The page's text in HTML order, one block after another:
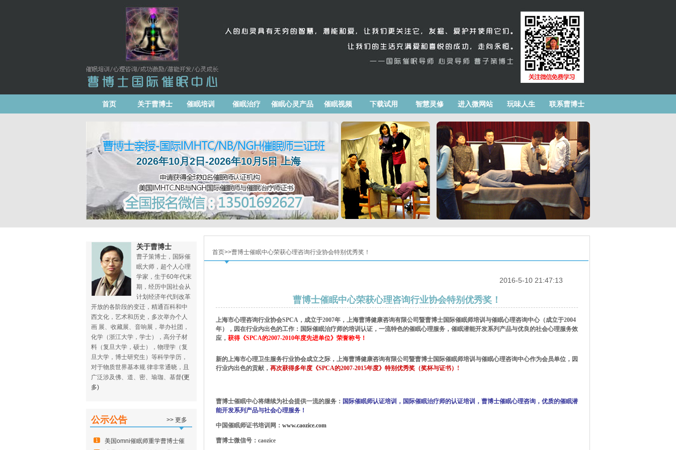
首页 关于曹博士 催眠培训 催眠治疗 催眠心灵产品 催眠视频 下载试用 智慧灵修 进入微网站 玩味人生 联系曹博士
2026年10月2日-2026年10月5日 上海
关于曹博士
曹子策博士，国际催
眠大师，超个人心理
学家，生于60年代末
期，经历中国社会从
计划经济年代到改革
开放的各阶段的变迁，精通百科和中
西文化，艺术和历史，多次举办个人
画 展、收藏展、音响展，举办社团，
化学（浙江大学，学士），高分子材
料（复旦大学，硕士），物理学（复
旦大学，博士研究生）等科学学历，
对于物质世界基本规 律非常通晓，且
广泛涉及佛、道、密、瑜珈、基督(更
多)
公示公告 >> 更多
美国omni催眠师重学曹博士催
首页>>曹博士催眠中心荣获心理咨询行业协会特别优秀奖！
2016-5-10 21:47:13
曹博士催眠中心荣获心理咨询行业协会特别优秀奖！
上海市心理咨询行业协会SPCA，成立于2007年，上海曹博健康咨询有限公司暨曹博士国际催眠师培训与催眠心理咨询中心（成立于2004
年），因在行业内出色的工作：国际催眠治疗师的培训认证，一流特色的催眠心理服务，催眠潜能开发系列产品与优良的社会心理服务效
应， 获得《SPCA的2007-2010年度先进单位》荣誉称号！
新的上海市心理卫生服务行业协会成立之际，上海曹博健康咨询有限公司暨曹博士国际催眠师培训与催眠心理咨询中心作为会员单位，因
行业内出色的贡献， 再次获得多年度《SPCA的2007-2015年度》特别优秀奖（奖杯与证书）!
曹博士催眠中心将继续为社会提供一流的服务： 国际催眠师认证培训，国际催眠治疗师的认证培训，曹博士催眠心理咨询，优质的催眠潜
能开发系列产品与社会心理服务！
中国催眠师证书培训网： www.caozice.com
曹博士微信号：caozice